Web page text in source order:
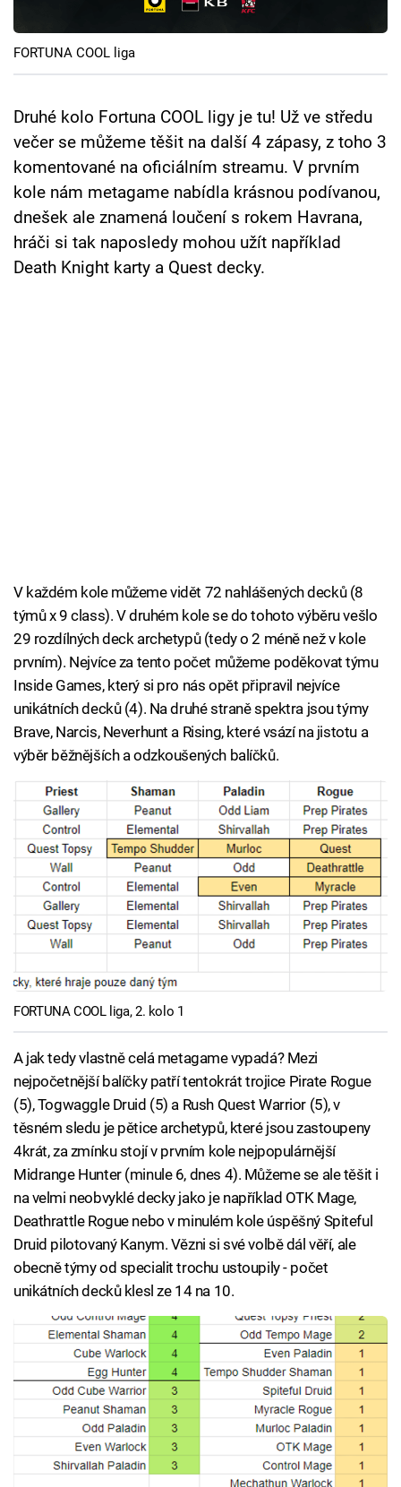
Pořady
TV Program
Sledujte prima+
Sledujte nás
FORTUNA COOL liga
Druhé kolo Fortuna COOL ligy je tu! Už ve středu
večer se můžeme těšit na další 4 zápasy, z toho 3
komentované na oficiálním streamu. V prvním
kole nám metagame nabídla krásnou podívanou,
dnešek ale znamená loučení s rokem Havrana,
hráči si tak naposledy mohou užít například
Death Knight karty a Quest decky.
V každém kole můžeme vidět 72 nahlášených decků (8
týmů x 9 class). V druhém kole se do tohoto výběru vešlo
29 rozdílných deck archetypů (tedy o 2 méně než v kole
prvním). Nejvíce za tento počet můžeme poděkovat týmu
Inside Games, který si pro nás opět připravil nejvíce
unikátních decků (4). Na druhé straně spektra jsou týmy
Brave, Narcis, Neverhunt a Rising, které vsází na jistotu a
výběr běžnějších a odzkoušených balíčků.
FORTUNA COOL liga, 2. kolo 1
A jak tedy vlastně celá metagame vypadá? Mezi
nejpočetnější balíčky patří tentokrát trojice Pirate Rogue
(5), Togwaggle Druid (5) a Rush Quest Warrior (5), v
těsném sledu je pětice archetypů, které jsou zastoupeny
4krát, za zmínku stojí v prvním kole nejpopulárnější
Midrange Hunter (minule 6, dnes 4). Můžeme se ale těšit i
na velmi neobvyklé decky jako je například OTK Mage,
Deathrattle Rogue nebo v minulém kole úspěšný Spiteful
Druid pilotovaný Kanym. Vězni si své volbě dál věří, ale
obecně týmy od specialit trochu ustoupily - počet
unikátních decků klesl ze 14 na 10.